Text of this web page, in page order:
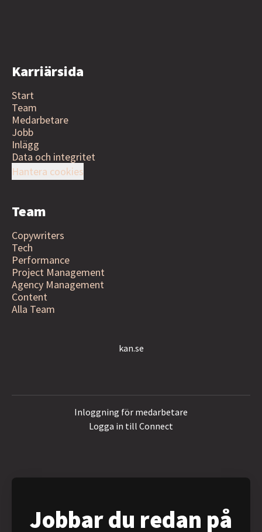
Karriärsida
Start
Team
Medarbetare
Jobb
Inlägg
Data och integritet
Hantera cookies
Team
Copywriters
Tech
Performance
Project Management
Agency Management
Content
Alla Team
kan.se
Inloggning för medarbetare
Logga in till Connect
Jobbar du redan på